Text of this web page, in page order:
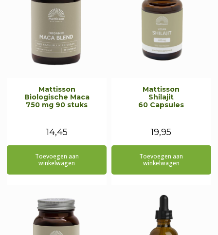
Mattisson
Biologische Maca
750 mg 90 stuks
14,45
Toevoegen aan
winkelwagen
Mattisson
Shilajit
60 Capsules
19,95
Toevoegen aan
winkelwagen